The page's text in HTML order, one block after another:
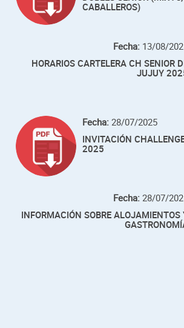
CABALLEROS)
Fecha: 13/08/
HORARIOS CARTELERA CH SENIOR
JUJUY
Fecha:28/07/2025
INVITACIÓN
2025
Fecha:28/07/
INFORMACIÓN SOBRE ALOJAMIENTOS